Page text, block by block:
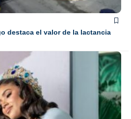
destaca el valor de la lactancia